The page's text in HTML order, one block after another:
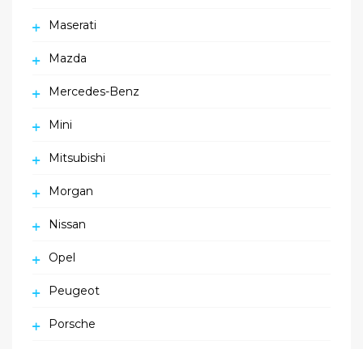
Maserati
Mazda
Mercedes-Benz
Mini
Mitsubishi
Morgan
Nissan
Opel
Peugeot
Porsche